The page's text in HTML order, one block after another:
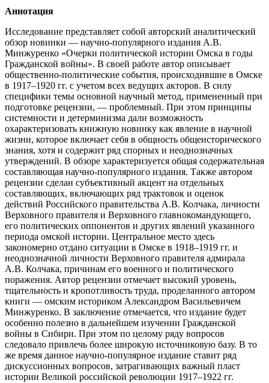
Аннотация
Исследование представляет собой авторский аналитический
обзор новинки — научно-популярного издания А.В.
Минжуренко «Очерки политической истории Омска в годы
Гражданской войны». В своей работе автор описывает
общественно-политические события, происходившие в Омске
в 1917–1920 гг. с учетом всех ведущих акторов. В силу
специфики темы основной научный метод, примененный при
подготовке рецензии, — проблемный. При этом принципы
системности и детерминизма дали возможность
охарактеризовать книжную новинку как явление в научной
жизни, которое включает себя в общность общеисторического
знания, хотя и содержит ряд спорных и неоднозначных
утверждений. В обзоре характеризуется общая содержательная
составляющая научно-популярного издания. Также автором
рецензии сделан субъективный акцент на отдельных
составляющих, включающих ряд трактовок и оценок
действий Российского правительства А.В. Колчака, личности
Верховного правителя и Верховного главнокомандующего,
его политических оппонентов и других явлений указанного
периода омской истории. Центральное место здесь
закономерно отдано ситуации в Омске в 1918–1919 гг. и
неоднозначной личности Верховного правителя адмирала
А.В. Колчака, причинам его военного и политического
поражения. Автор рецензии отмечает высокий уровень,
тщательность и кропотливость труда, проделанного автором
книги — омским историком Александром Васильевичем
Минжуренко. В заключение отмечается, что издание будет
особенно полезно в дальнейшем изучении Гражданской
войны в Сибири. При этом по целому ряду вопросов
следовало привлечь более широкую источниковую базу. В то
же время данное научно-популярное издание ставит ряд
дискуссионных вопросов, затрагивающих важный пласт
истории Великой российской революции 1917–1922 гг.